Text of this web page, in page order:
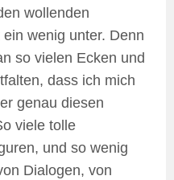
wollenden
wenig unter. Denn
so vielen Ecken und
dass ich mich
genau diesen
viele tolle
und so wenig
Dialogen, von